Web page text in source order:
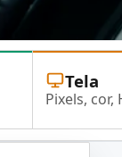
Tela
Pixels, cor,